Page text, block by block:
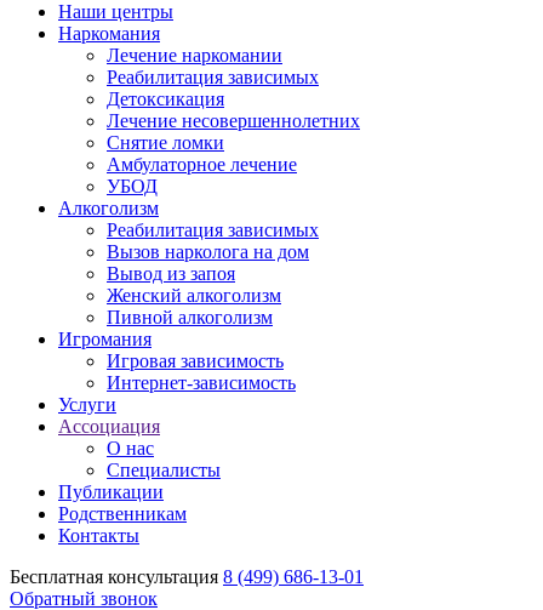
Наши центры
Наркомания
Лечение наркомании
Реабилитация зависимых
Детоксикация
Лечение несовершеннолетних
Снятие ломки
Амбулаторное лечение
УБОД
Алкоголизм
Реабилитация зависимых
Вызов нарколога на дом
Вывод из запоя
Женский алкоголизм
Пивной алкоголизм
Игромания
Игровая зависимость
Интернет-зависимость
Услуги
Ассоциация
О нас
Специалисты
Публикации
Родственникам
Контакты
Бесплатная консультация 8 (499) 686-13-01
Обратный звонок